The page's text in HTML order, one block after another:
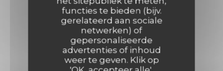
functies te bieden (bijv.
gerelateerd aan sociale
netwerken) of
gepersonaliseerde
advertenties of inhoud
weer te geven. Klik op